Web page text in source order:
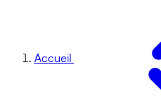
Accueil